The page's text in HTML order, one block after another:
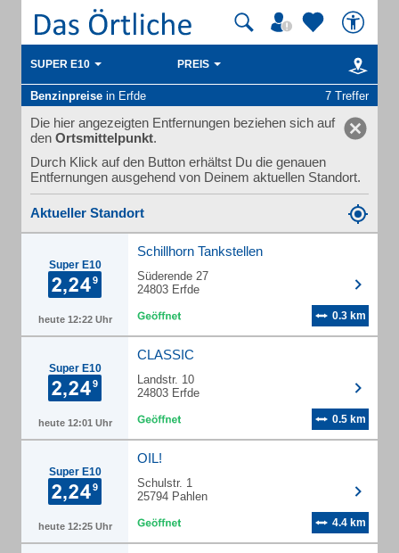
SUPER E10 PREIS
Benzinpreise in Erfde 7 Treffer
Die hier angezeigten Entfernungen beziehen sich auf
den Ortsmittelpunkt.
Durch Klick auf den Button erhältst Du die genauen
Entfernungen ausgehend von Deinem aktuellen Standort.
Aktueller Standort
Super E10
heute 12:22 Uhr
Schillhorn Tankstellen
Süderende 27
24803 Erfde
0.3 km
Super E10
heute 12:01 Uhr
CLASSIC
Landstr. 10
24803 Erfde
0.5 km
Super E10
heute 12:25 Uhr
OIL!
Schulstr. 1
25794 Pahlen
4.4 km